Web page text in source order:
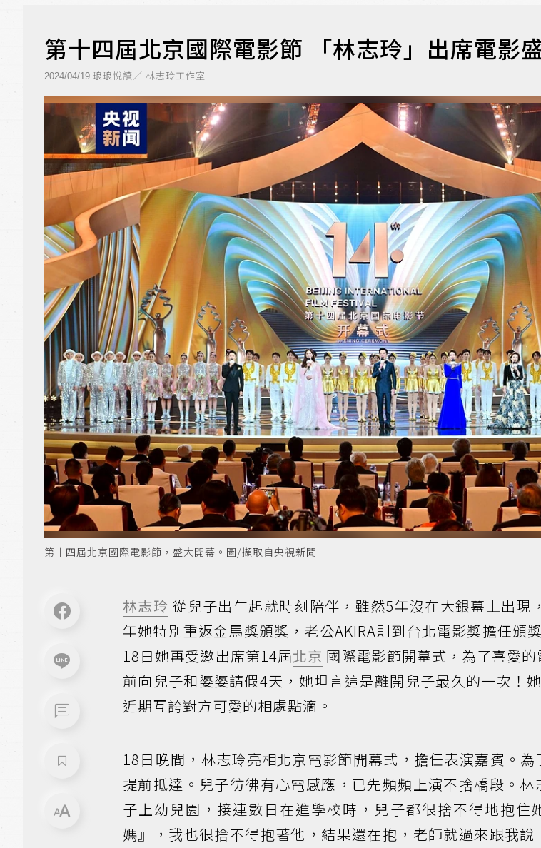
第十四屆北京國際電影節 「林志玲」出席電影
2024/04/19 琅琅悅讀／ 林志玲工作室
第十四屆北京國際電影節，盛大開幕。圖/擷取自央視新聞
林志玲 從兒子出生起就時刻陪伴，雖然5年沒在大銀幕上出現
年她特別重返金馬獎頒獎，老公AKIRA則到台北電影獎擔任頒
18日她再受邀出席第14屆北京 國際電影節開幕式，為了喜愛
前向兒子和婆婆請假4天，她坦言這是離開兒子最久的一次！
近期互誇對方可愛的相處點滴。
18日晚間，林志玲亮相北京電影節開幕式，擔任表演嘉賓。
提前抵達。兒子彷彿有心電感應，已先頻頻上演不捨橋段。林
子上幼兒園，接連數日在進學校時，兒子都很捨不得地抱住
媽』，我也很捨不得抱著他，結果還在抱，老師就過來跟我說